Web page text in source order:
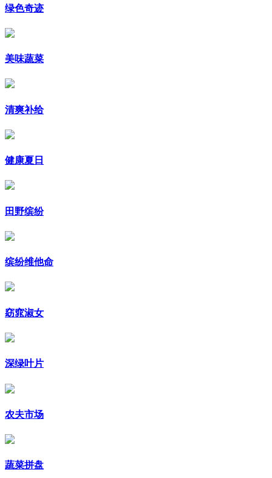
绿色奇迹
美味蔬菜
清爽补给
健康夏日
田野缤纷
缤纷维他命
窈窕淑女
深绿叶片
农夫市场
蔬菜拼盘